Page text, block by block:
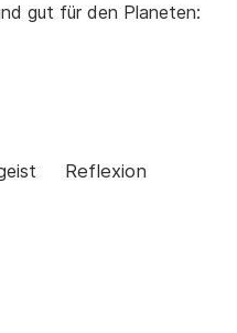
gut für den Planeten:
Reflexion